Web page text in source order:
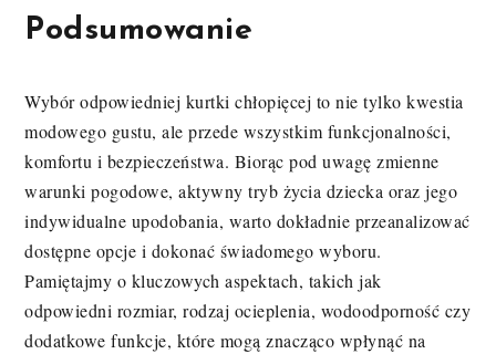
Podsumowanie
Wybór odpowiedniej kurtki chłopięcej to nie tylko kwestia
modowego gustu, ale przede wszystkim funkcjonalności,
komfortu i bezpieczeństwa. Biorąc pod uwagę zmienne
warunki pogodowe, aktywny tryb życia dziecka oraz jego
indywidualne upodobania, warto dokładnie przeanalizować
dostępne opcje i dokonać świadomego wyboru.
Pamiętajmy o kluczowych aspektach, takich jak
odpowiedni rozmiar, rodzaj ocieplenia, wodoodporność czy
dodatkowe funkcje, które mogą znacząco wpłynąć na